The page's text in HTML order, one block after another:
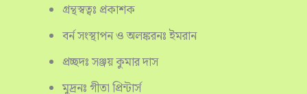
গ্রন্থস্বত্বঃ প্রকাশক
বর্ন সংস্থাপন ও অলঙ্করনঃ ইমরান
প্রচ্ছদঃ সঞ্জয় কুমার দাস
মুদ্রনঃ গীতা প্রিন্টার্স